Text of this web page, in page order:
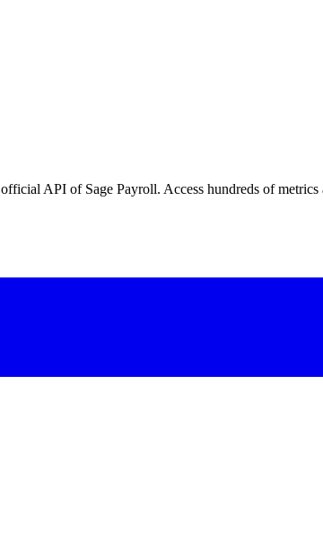
API of Sage Payroll. Access hundreds of